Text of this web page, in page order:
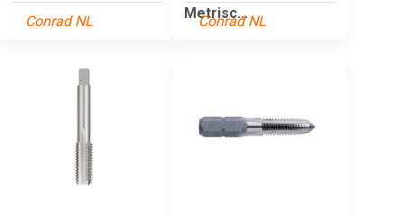
Conrad NL
Metrisc...
Conrad NL